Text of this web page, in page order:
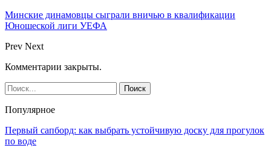
Минские динамовцы сыграли вничью в квалификации
Юношеской лиги УЕФА
Prev Next
Комментарии закрыты.
Популярное
Первый сапборд: как выбрать устойчивую доску для прогулок
по воде